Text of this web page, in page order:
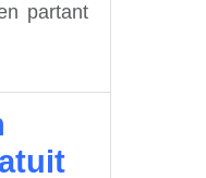
partant